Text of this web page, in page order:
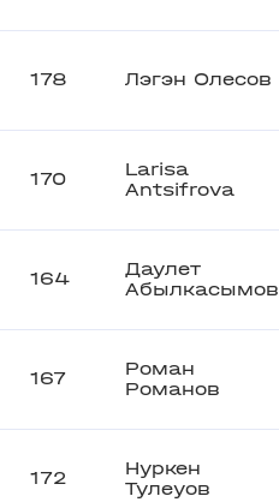
178 Лэгэн Олесов
170
Larisa
Antsifrova
164
Даулет
Абылкасымов
167
Роман
Романов
172
Нуркен
Тулеуов